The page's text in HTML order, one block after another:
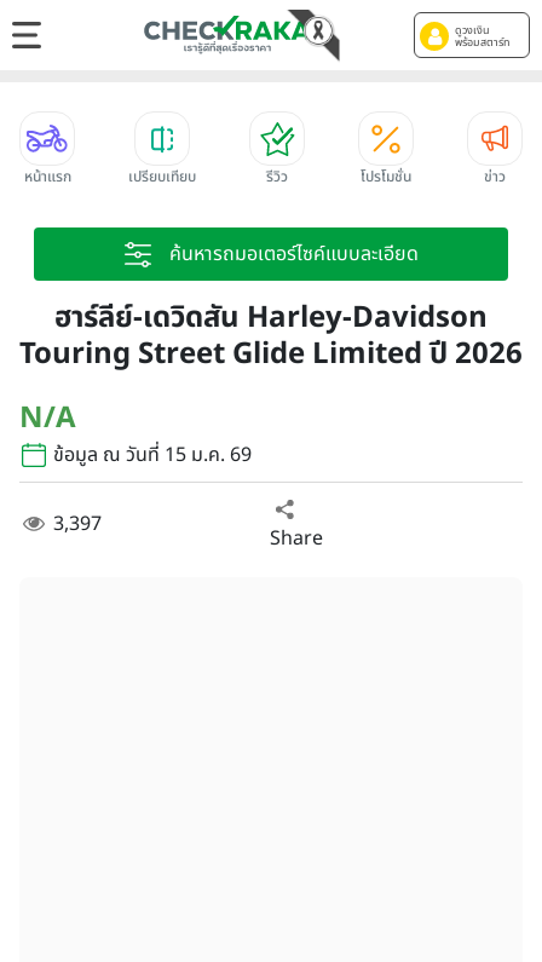
ดูวงเงิน
พร้อมสตาร์ท
หน้าแรก เปรียบเทียบ รีวิว โปรโมชั่น ข่าว
ค้นหารถมอเตอร์ไซค์แบบละเอียด
ฮาร์ลีย์-เดวิดสัน Harley-Davidson
Touring Street Glide Limited ปี 2026
N/A
ข้อมูล ณ วันที่ 15 ม.ค. 69
3,397 Share